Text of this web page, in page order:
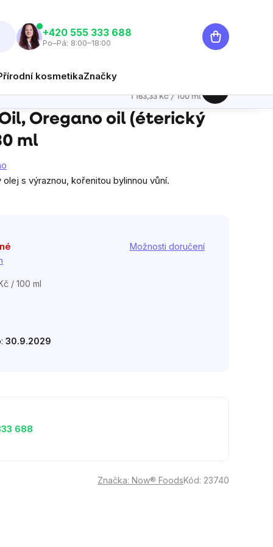
‭+420 555 333 688
Po–Pá: 8:00–18:00
Nákupní
košík
kosmetikaZnačky
Oregano oil (éterický
ml
s výraznou, kořenitou bylinnou vůní.
Možnosti doručení
/ 100 ml
30.9.2029
688
Značka: Now® FoodsKód: 23740
Měrná cena:
1 163,33 Kč / 100 ml